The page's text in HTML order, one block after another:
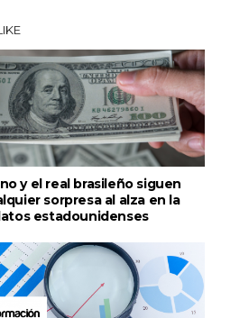
y el real brasileño siguen
sorpresa al alza en la
estadounidenses